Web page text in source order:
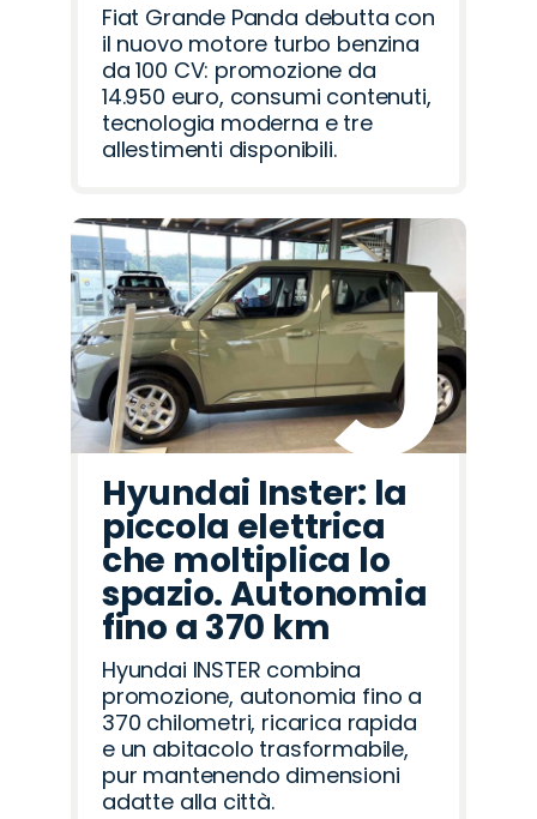
Fiat Grande Panda debutta con
il nuovo motore turbo benzina
da 100 CV: promozione da
14.950 euro, consumi contenuti,
tecnologia moderna e tre
allestimenti disponibili.
Hyundai Inster: la
piccola elettrica
che moltiplica lo
spazio. Autonomia
fino a 370 km
Hyundai INSTER combina
promozione, autonomia fino a
370 chilometri, ricarica rapida
e un abitacolo trasformabile,
pur mantenendo dimensioni
adatte alla città.